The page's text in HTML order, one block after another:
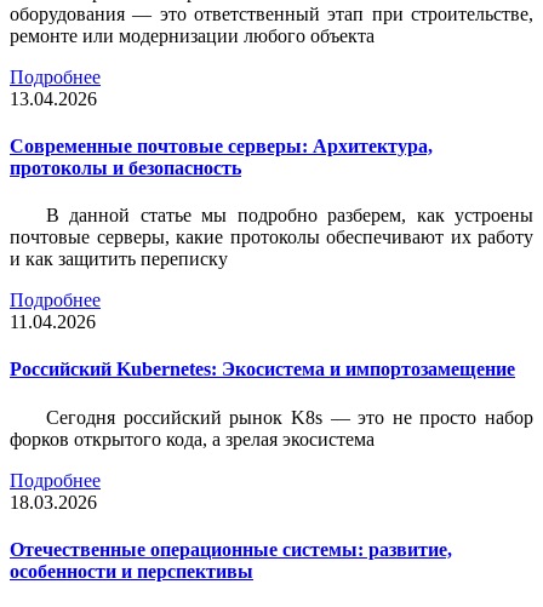
оборудования — это ответственный этап при строительстве,
ремонте или модернизации любого объекта
Подробнее
13.04.2026
Современные почтовые серверы: Архитектура,
протоколы и безопасность
В данной статье мы подробно разберем, как устроены
почтовые серверы, какие протоколы обеспечивают их работу
и как защитить переписку
Подробнее
11.04.2026
Российский Kubernetes: Экосистема и импортозамещение
Сегодня российский рынок K8s — это не просто набор
форков открытого кода, а зрелая экосистема
Подробнее
18.03.2026
Отечественные операционные системы: развитие,
особенности и перспективы